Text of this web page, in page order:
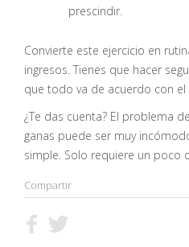
prescindir.
Convierte este ejercicio en
ingresos. Tienes que hacer
que todo va de acuerdo con el
¿Te das cuenta? El problema
ganas puede ser muy
simple. Solo requiere un poco
Compartir